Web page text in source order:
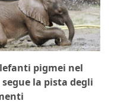
pigmei nel
la pista degli